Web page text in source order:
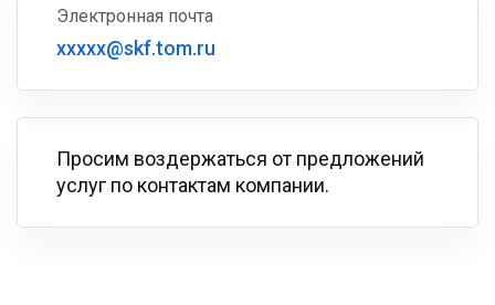
Электронная почта
xxxxx@skf.tom.ru
Просим воздержаться от предложений
услуг по контактам компании.